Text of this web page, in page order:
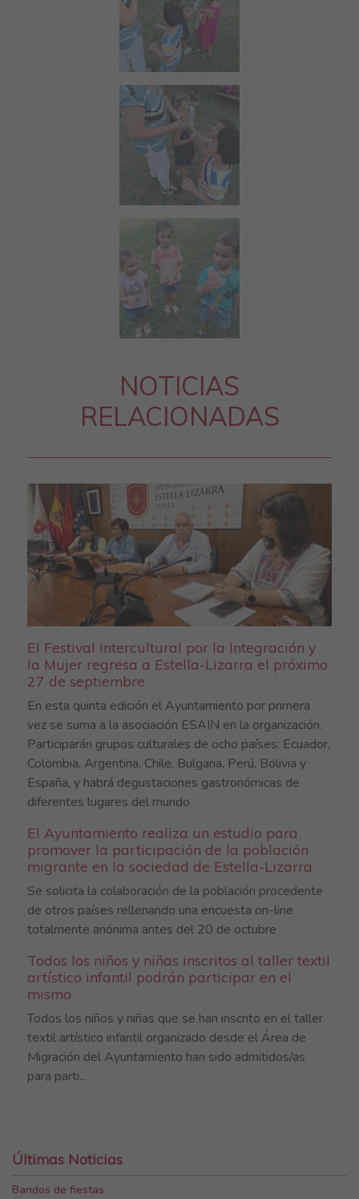
NOTICIAS
RELACIONADAS
El Festival Intercultural por la Integración y
la Mujer regresa a Estella-Lizarra el próximo
27 de septiembre
En esta quinta edición el Ayuntamiento por primera
vez se suma a la asociación ESAIN en la organización.
Participarán grupos culturales de ocho países: Ecuador,
Colombia, Argentina, Chile, Bulgaria, Perú, Bolivia y
España, y habrá degustaciones gastronómicas de
diferentes lugares del mundo
El Ayuntamiento realiza un estudio para
promover la participación de la población
migrante en la sociedad de Estella-Lizarra
Se solicita la colaboración de la población procedente
de otros países rellenando una encuesta on-line
totalmente anónima antes del 20 de octubre
Todos los niños y niñas inscritos al taller textil
artístico infantil podrán participar en el
mismo
Todos los niños y niñas que se han inscrito en el taller
textil artístico infantil organizado desde el Área de
Migración del Ayuntamiento han sido admitidos/as
para parti...
Últimas Noticias
Bandos de fiestas